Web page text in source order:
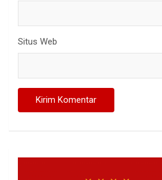
Situs Web